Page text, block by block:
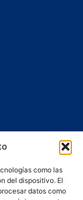
como las
del dispositivo. El
datos como